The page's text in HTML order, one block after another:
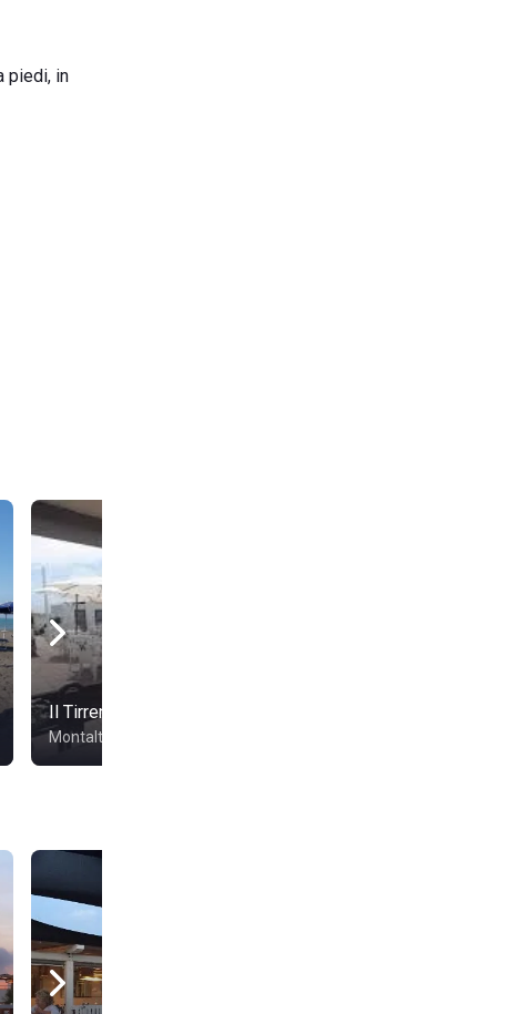
piedi, in
Il Tirreno
Montalto di Castro